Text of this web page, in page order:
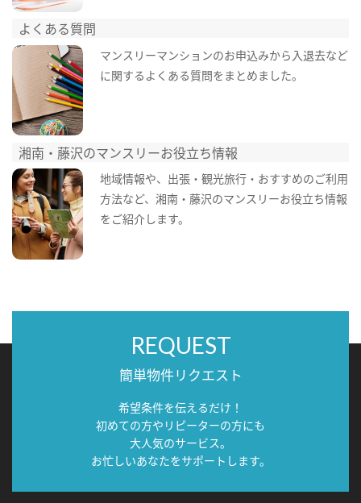
よくある質問
マンスリーマンションのお申込みから入退去など
に関するよくある質問をまとめました。
湘南・藤沢のマンスリーお役立ち情報
地域情報や、出張・観光旅行・おすすめのご利用
方法など、湘南・藤沢のマンスリーお役立ち情報
をご紹介します。
REQUEST
簡単物件リクエスト
希望条件を伝えるだけ！
初めての方やリピーターの方にも
大人気のサービス。
お忙しいあなたをサポートします。